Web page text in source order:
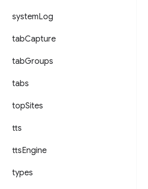
systemLog
tabCapture
tabGroups
tabs
topSites
tts
ttsEngine
types